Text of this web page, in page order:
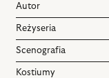
Autor
Reżyseria
Scenografia
Kostiumy